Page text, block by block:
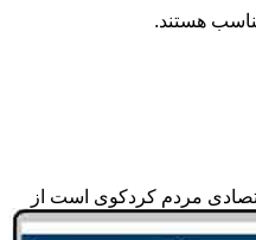
هستند.
مردم کردکوی است از